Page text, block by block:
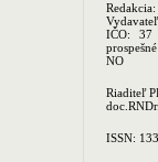
Redakcia:
IČO: 37
NO
Riaditeľ
ISSN: